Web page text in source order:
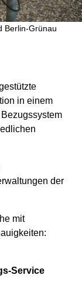
Berlin-Grünau
in einem
der
mit
Service